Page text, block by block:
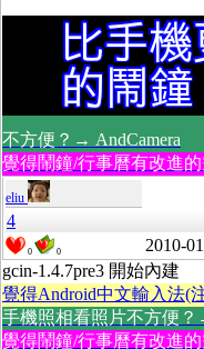
不方便？→ AndCamera
覺得鬧鐘/行事曆有改進
eliu
4
0 0 2010-
gcin-1.4.7pre3 開始內建
覺得Android中文輸入法(
手機照相看照片不方便？
覺得鬧鐘/行事曆有改進